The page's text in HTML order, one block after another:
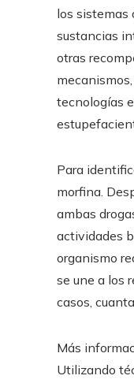
los sistemas
sustancias
otras
tecnologías
Para
morfina.
ambas
actividades
organismo
se une a los
casos,
Más
Utilizando